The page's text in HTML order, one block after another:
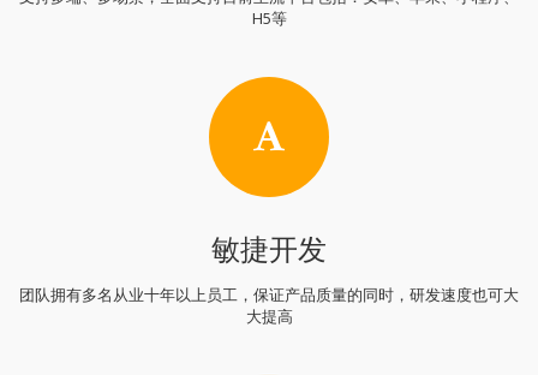
H5等
敏捷开发
团队拥有多名从业十年以上员工，保证产品质量的同时，研发速度也可大
大提高